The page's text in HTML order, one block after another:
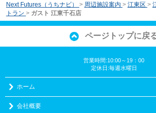
Next Futures（うちナビ） > 周辺施設案内 > 江東区 >
トラン > ガスト 江東千石店
ページトップに戻
営業時間:10:00～19：00
定休日:毎週水曜日
ホーム
会社概要